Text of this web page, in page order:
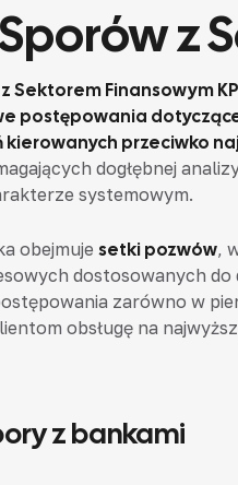
Sporów z
z Sektorem Finansowym
postępowania
kierowanych przeciwko
dogłębnej
systemowym.
obejmujesetki pozwów,
dostosowanych do
zarówno w
obsługę na
z bankami